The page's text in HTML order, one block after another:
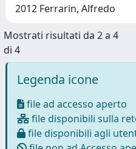
2012 Ferrarin, Alfredo
Mostrati risultati da 2 a 4
di 4
Legenda icone
file ad accesso aperto
file disponibili sulla
file disponibili agli